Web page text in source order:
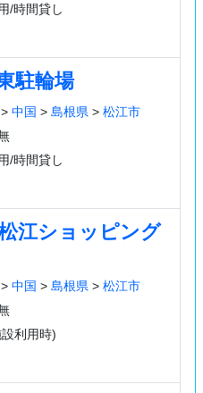
/時間貸し
駐輪場
> 中国 > 島根県 > 松江市
/時間貸し
江ショッピング
> 中国 > 島根県 > 松江市
設利用時)